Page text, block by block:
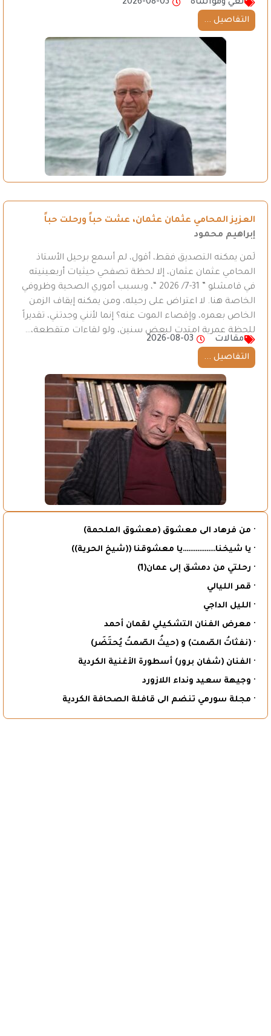
نعي ومواساة 2026-08-03
التفاصيل ...
العزيز المحامي عثمان عثمان، عشت حباً ورحلت حباً
إبراهيم محمود
لَمن يمكنه التصديق فقط، أقول، لم أسمع برحيل الأستاذ
المحامي عثمان عثمان، إلا لحظة تصفحي حيثيات أربعينيته
في قامشلو ” 31-7/ 2026 “، وبسبب أموري الصحية وظروفي
الخاصة هنا. لا اعتراض على رحيله، ومن يمكنه إيقاف الزمن
الخاص بعمره، وإقصاء الموت عنه؟ إنما لأنني وجدتني، تقديراً
للحظة عمرية امتدت لبعض سنين، ولو لقاءات متقطعة،…
مقالات
2026-08-03
التفاصيل ...
· من فرهاد الى معشوق (معشوق الملحمة)
· يا شيخنا………………يا معشوقنا ((شيخ الحرية))
· رحلتي من دمشق إلى عمان(1)
· قمر الليالي
· الليل الداجي
· معرض الفنان التشكيلي لقمان أحمد
· (نفثاتُ الصّمت) و (حيثُ الصّمتُ يُحتَضَر)
· الفنان (شفان برور) أسطورة الأغنية الكردية
· وجيهة سعيد ونداء اللازورد
· مجلة سورمي تنضم الى قافلة الصحافة الكردية